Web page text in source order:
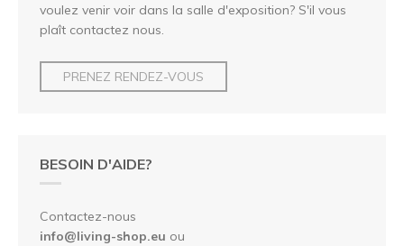
voulez venir voir dans la salle d'exposition? S'il vous
plaît contactez nous.
PRENEZ RENDEZ-VOUS
BESOIN D'AIDE?
Contactez-nous
info@living-shop.eu ou